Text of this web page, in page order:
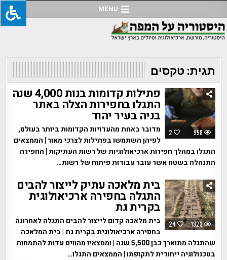
to
content
MENU
תגית: טקסים
2 958
פתילות קדומות בנות 4,000 שנה
התגלו בחפירות הצלה באתר
בניה בעיר יהוד
מדובר באחת מהעדויות הקדומות ביותר בעולם,
לפיהן השתמשו בפתילות לצרכי מאור | הממצאים
התגלו במהלך חפירות ארכיאולוגיות של רשות העתיקות | החפירה
התנהלה בשטח אשר עובר עבודות פיתוח של רשות…
24 1323
בית מלאכה עתיק לייצור להבים
התגלה בחפירה ארכיאולוגית
בקרית גת
בית מלאכה קדום לייצור להבים התגלה לאחרונה
בחפירה ארכיאולוגית בקרית גת | בית המלאכה
שהתגלה מתוארך כבן 5,500 שנה | וממצאיו מהווים עדות להתמחות
בטכנולוגיה ייחודית לתקופתו | הממצאים התגלו…